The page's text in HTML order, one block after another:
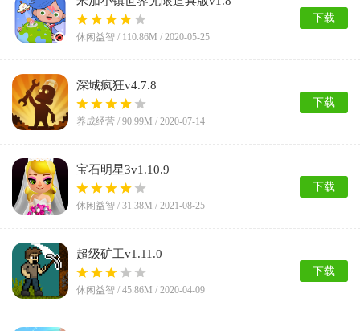
休闲益智 / 110.86M / 2020-05-25
下载
深城疯狂v4.7.8
养成经营 / 90.99M / 2020-07-14
下载
宝石明星3v1.10.9
休闲益智 / 31.38M / 2021-08-25
下载
超级矿工v1.11.0
休闲益智 / 45.86M / 2020-04-09
下载